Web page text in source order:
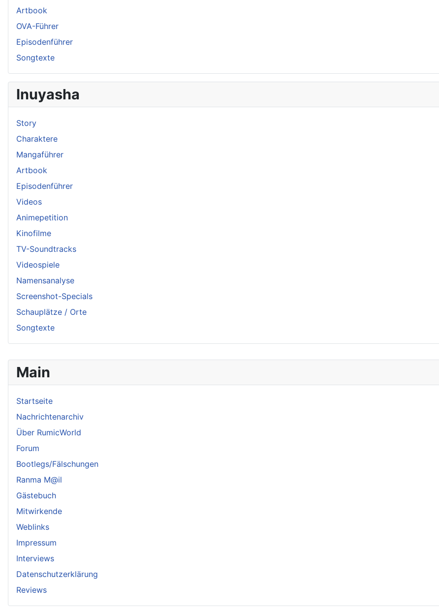
Main
Startseite
Nachrichtenarchiv
Über RumicWorld
Forum
Bootlegs/Fälschungen
Ranma M@il
Gästebuch
Mitwirkende
Weblinks
Impressum
Interviews
Datenschutzerklärung
Reviews
Artbook
OVA-Führer
Episodenführer
Songtexte
Inuyasha
Story
Charaktere
Mangaführer
Artbook
Episodenführer
Videos
Animepetition
Kinofilme
TV-Soundtracks
Videospiele
Namensanalyse
Screenshot-Specials
Schauplätze / Orte
Songtexte